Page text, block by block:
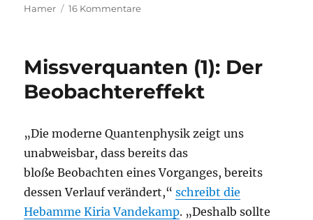
Hamer
16 Kommentarezu
Schwurblerkongress
einer
Missverquanten (1): Der
Beobachtereffekt
„Die moderne Quantenphysik zeigt uns
unabweisbar, dass bereits das
bloße Beobachten eines Vorganges, bereits
dessen Verlauf verändert,“schreibt die
Hebamme Kiria Vandekamp. „Deshalb sollte